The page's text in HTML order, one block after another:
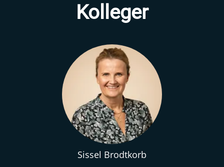
Kolleger
Sissel Brodtkorb